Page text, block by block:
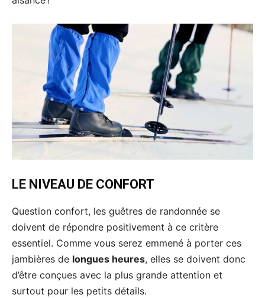
LE NIVEAU DE CONFORT
Question confort, les guêtres de randonnée se
doivent de répondre positivement à ce critère
essentiel. Comme vous serez emmené à porter ces
jambières de longues heures, elles se doivent donc
d’être conçues avec la plus grande attention et
surtout pour les petits détails.